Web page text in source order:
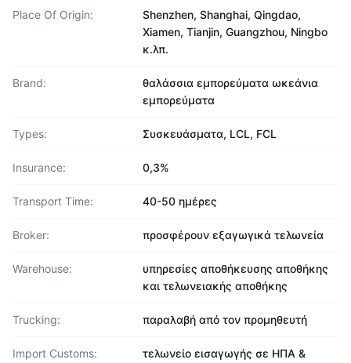
Place Of Origin:
Shenzhen, Shanghai, Qingdao,
Xiamen, Tianjin, Guangzhou, Ningbo
κ.λπ.
Brand:
θαλάσσια εμπορεύματα ωκεάνια
εμπορεύματα
Types: Συσκευάσματα, LCL, FCL
Insurance: 0,3%
Transport Time: 40-50 ημέρες
Broker: προσφέρουν εξαγωγικά τελωνεία
Warehouse:
υπηρεσίες αποθήκευσης αποθήκης
και τελωνειακής αποθήκης
Trucking: παραλαβή από τον προμηθευτή
Import Customs:
τελωνείο εισαγωγής σε ΗΠΑ &